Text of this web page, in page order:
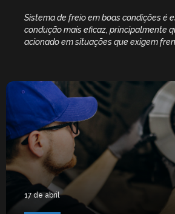
Sistema de freio em boas condições é
condução mais eficaz, principalmente
acionado em situações que exigem
17 de abril